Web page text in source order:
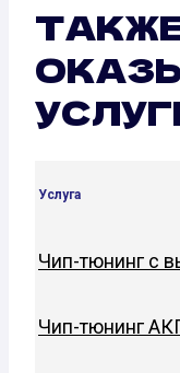
Услуга
Чип-тюнинг с
Чип-тюнинг